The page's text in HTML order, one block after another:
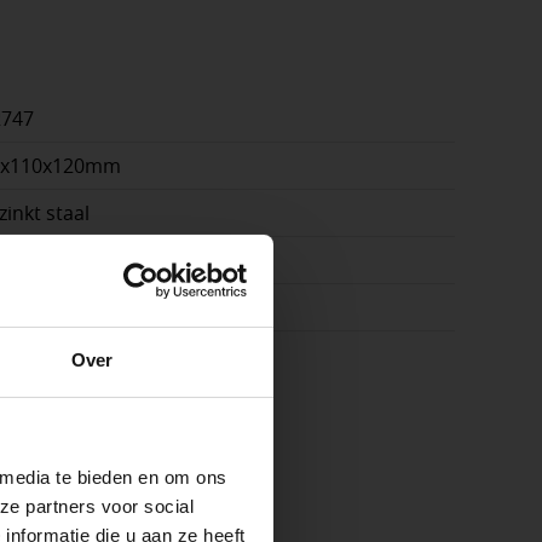
Over
te bieden en om ons
partners voor social
die u aan ze heeft
staal